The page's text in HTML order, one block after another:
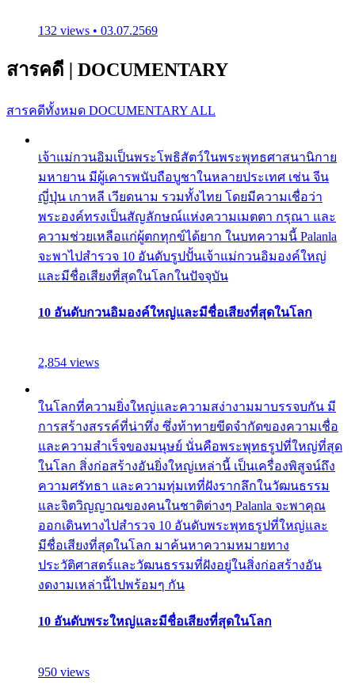
132 views • 03.07.2569
สารคดี | DOCUMENTARY
สารคดีทั้งหมด DOCUMENTARY ALL
เจ้าแม่กวนอิมเป็นพระโพธิสัตว์ในพระพุทธศาสนานิกาย
มหายาน มีผู้เคารพนับถือบูชาในหลายประเทศ เช่น จีน
ญี่ปุ่น เกาหลี เวียดนาม รวมทั้งไทย โดยมีความเชื่อว่า
พระองค์ทรงเป็นสัญลักษณ์แห่งความเมตตา กรุณา และ
ความช่วยเหลือแก่ผู้ตกทุกข์ได้ยาก ในบทความนี้ Palanla
จะพาไปสำรวจ 10 อันดับรูปปั้นเจ้าแม่กวนอิมองค์ใหญ่
และมีชื่อเสียงที่สุดในโลกในปัจจุบัน
10 อันดับกวนอิมองค์ใหญ่และมีชื่อเสียงที่สุดในโลก
2,854 views
ในโลกที่ความยิ่งใหญ่และความสง่างามมาบรรจบกัน มี
การสร้างสรรค์ที่น่าทึ่ง ซึ่งท้าทายขีดจำกัดของความเชื่อ
และความสำเร็จของมนุษย์ นั่นคือพระพุทธรูปที่ใหญ่ที่สุด
ในโลก สิ่งก่อสร้างอันยิ่งใหญ่เหล่านี้ เป็นเครื่องพิสูจน์ถึง
ความศรัทธา และความทุ่มเทที่ฝังรากลึกในวัฒนธรรม
และจิตวิญญาณของคนในชาติต่างๆ Palanla จะพาคุณ
ออกเดินทางไปสำรวจ 10 อันดับพระพุทธรูปที่ใหญ่และ
มีชื่อเสียงที่สุดในโลก มาค้นหาความหมายทาง
ประวัติศาสตร์และวัฒนธรรมที่ฝังอยู่ในสิ่งก่อสร้างอัน
งดงามเหล่านี้ไปพร้อมๆ กัน
10 อันดับพระใหญ่และมีชื่อเสียงที่สุดในโลก
950 views